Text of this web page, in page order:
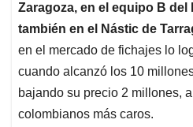
Zaragoza, en el equipo B del
también en el Nástic de
en el mercado de fichajes lo
cuando alcanzó los 10
bajando su precio 2 millones,
colombianos más caros.